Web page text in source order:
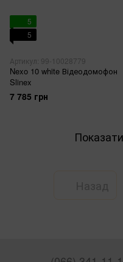
5
5
Артикул: 99-10028779
Nexo 10 white Відеодомофон
Slinex
7 785 грн